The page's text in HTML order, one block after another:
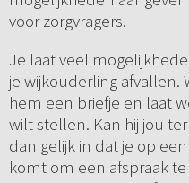
voor zorgvragers.
Je laat veel
je wijkouderling afvallen.
hem een briefje en laat
wilt stellen. Kan hij jou
dan gelijk in dat je op
komt om een afspraak